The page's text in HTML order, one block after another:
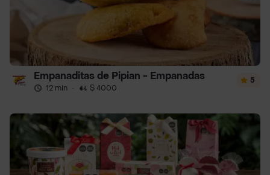
Empanaditas de Pipian - Empanadas
12 min · $ 4000
5